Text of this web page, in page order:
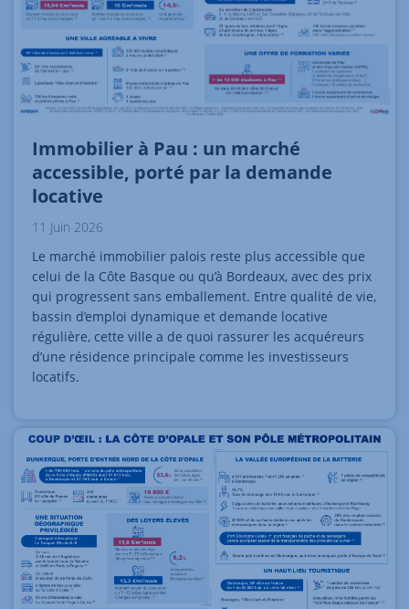
Immobilier à Pau : un marché
accessible, porté par la demande
locative
11 Juin 2026
Le marché immobilier palois reste plus accessible que
celui de la Côte Basque ou qu’à Bordeaux, avec des prix
qui progressent sans emballement. Entre qualité de vie,
bassin d’emploi dynamique et demande locative
régulière, cette ville a de quoi rassurer les acquéreurs
d’une résidence principale comme les investisseurs
locatifs.